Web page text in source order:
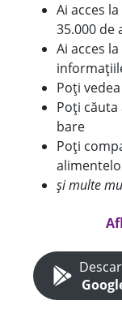
Ai acces
35.000 de
Ai acces
Poți
Poți
bare
Poți
și multe